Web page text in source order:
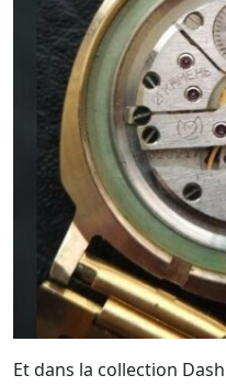
Et dans la collection